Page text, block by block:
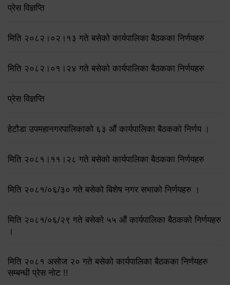
प्रेस विज्ञप्ति
मिति २०८२।०२।१३ गते बसेको कार्यपालिका बैठकका निर्णयहरु
मिति २०८२।०१।२४ गते बसेको कार्यपालिका बैठकका निर्णयहरु
प्रेस विज्ञप्ति
हेटौडा उपमहानगरपालिकाको ६३ औं कार्यपालिका बैठकको निर्णय ।
मिति २०८१।११।२८ गते बसेको कार्यपालिका बैठकका निर्णयहरु
मिति २०८१/०६/३० गते बसेको बिशेष नगर सभाको निर्णयहरु ।
मिति २०८१/०६/२९ गते बसेको ५५ औं कार्यपालिका बैठकको निर्णयहरु
।
मिति २०८१ असोज २० गते बसेको कार्यपालिका बैठकका निर्णयहरु
सम्बन्धी प्रेस नोट !!